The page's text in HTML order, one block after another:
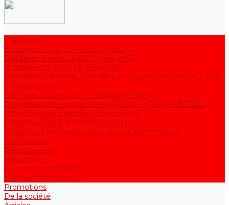
Catalogue
Équipement de purification d'eau
Distillateurs d'eau, 2-25 l / h (Série АE)
Bidistillateurs, 2-12 l / h (Série BE)
Installations de production d'eau de qualité analytique, 5-25 l /
h (Série UPVA)
Déioniseurs d'eau, 5-60 l / h (Série UPVD)
Distillateurs d'eau industriels, 40-210 l / h (Série ADE, DE)
Collecteurs pour stocker l'eau purifiée
Collecteurs pour stocker l'eau purifiée
Collecteurs thermiques pour les solutions stériles
Composants
Refroidisseurs
Supports
Éléments chauffants
Filtres et membranes
Promotions
De la société